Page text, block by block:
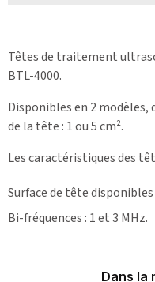
Têtes de traitement
BTL-4000.
Disponibles en 2
de la tête : 1 ou 5 cm².
Les caractéristiques des
Surface de tête disponibles
Bi-fréquences : 1 et 3 MHz.
Dans la